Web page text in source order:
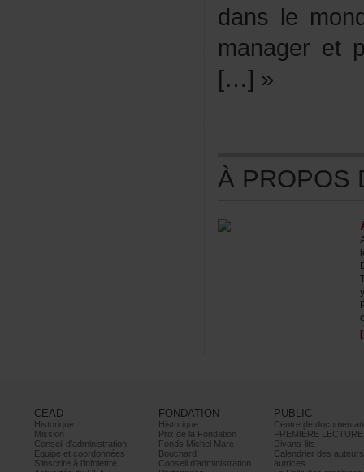
[…]»
CEAD
Historique
Mission
Conseild’administration
Équipeetcoordonnées
S’inscrireàl’infolettre
FONDATION
Historique
PrixdelaFondation
FondsMichelMarc
Bouchard
Conseild’administration
PUBLIC
PREMIÈRELECTURE
Divans-lits
autrices